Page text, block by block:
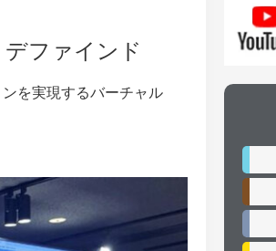
ファインド
を実現するバーチャル